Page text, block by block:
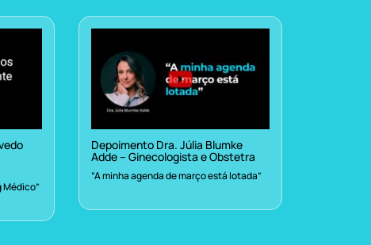
Médico”
Depoimento Dra. Júlia Blumke
Adde – Ginecologista e Obstetra
“A minha agenda de março está lotada”